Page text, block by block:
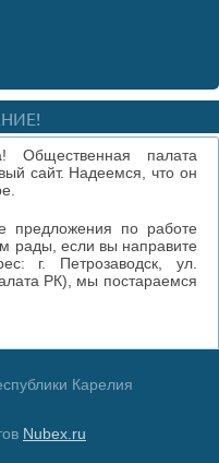
Общественная палата
сайт. Надеемся, что он
предложения по работе
рады, если вы направите
г. Петрозаводск, ул.
РК), мы постараемся
Карелия
Nubex.ru